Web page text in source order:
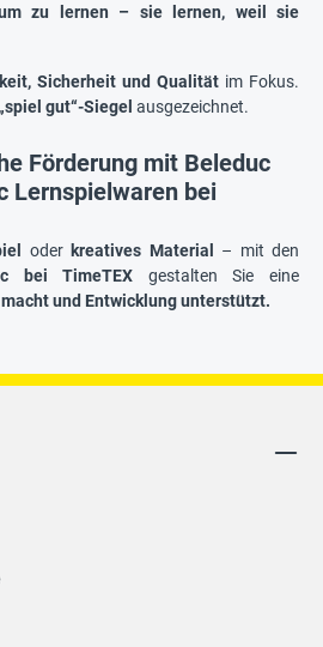
zu lernen – sie lernen, weil sie
Sicherheit und Qualität im Fokus.
„spiel gut“-Siegel ausgezeichnet.
Förderung mit Beleduc
Lernspielwaren bei
oder kreatives Material
– mit den
bei TimeTEX gestalten Sie eine
und Entwicklung unterstützt.